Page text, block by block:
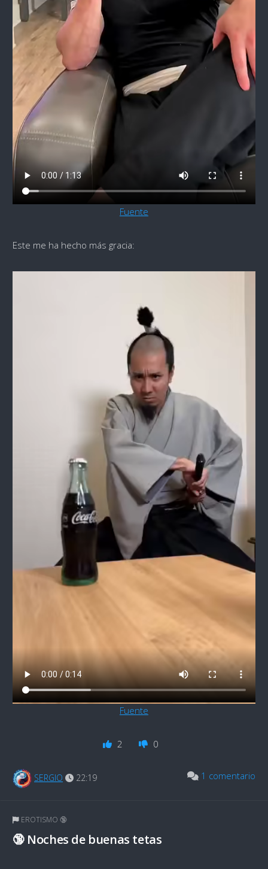
Fuente
Este me ha hecho más gracia:
Fuente
2 0
SERGIO 22:19 1 comentario
EROTISMO 🔞
🔞 Noches de buenas tetas